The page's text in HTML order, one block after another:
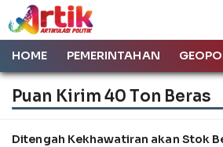
HOME PEMERINTAHAN
Puan Kirim 40 Ton Beras
Ditengah Kekhawatiran akan Stok